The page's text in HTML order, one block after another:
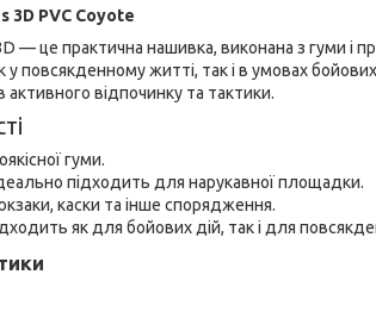
3D PVC Coyote
— це практична нашивка, виконана з гуми і
повсякденному житті, так і в умовах
відпочинку та тактики.
гуми.
підходить для нарукавної площадки.
каски та інше спорядження.
як для бойових дій, так і для